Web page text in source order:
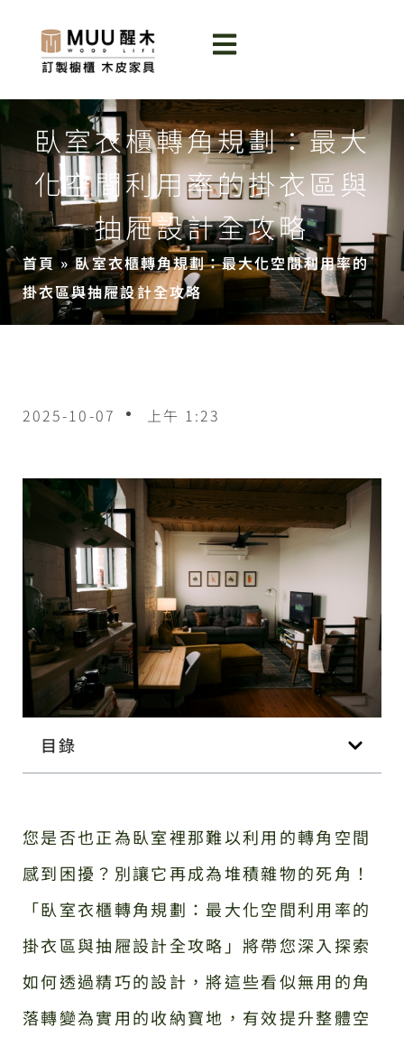
臥室衣櫃轉角規劃：最大
化空間利用率的掛衣區與
抽屜設計全攻略
首頁 »臥室衣櫃轉角規劃：最大化空間利用率的
掛衣區與抽屜設計全攻略
2025-10-07 上午 1:23
目錄
您是否也正為臥室裡那難以利用的轉角空間
感到困擾？別讓它再成為堆積雜物的死角！
「臥室衣櫃轉角規劃：最大化空間利用率的
掛衣區與抽屜設計全攻略」將帶您深入探索
如何透過精巧的設計，將這些看似無用的角
落轉變為實用的收納寶地，有效提升整體空